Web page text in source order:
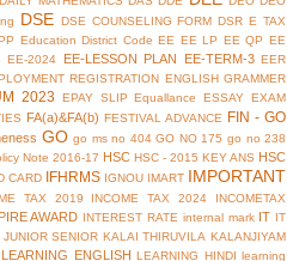
DSE DSE COUNSELING FORM DSR E TAX
Education District Code EE EE LP EE QP EE
EE-2024 EE-LESSON PLAN EE-TERM-3 EER
REGISTRATION ENGLISH GRAMMER
2023 EPAY SLIP Equallance ESSAY EXAM
FA(a)&FA(b) FESTIVAL ADVANCE FIN - GO
GO go ms no 404 GO NO 175 go no 238
Note 2016-17 HSC HSC - 2015 KEY ANS HSC
CARD IFHRMS IGNOU IMART IMPORTANT
TAX 2019 INCOME TAX 2024 INCOMETAX
AWARD INTEREST RATE internal mark IT IT
JUNIOR SENIOR KALAI THIRUVILA KALANJIYAM
LEARNING ENGLISH LEARNING HINDI learning